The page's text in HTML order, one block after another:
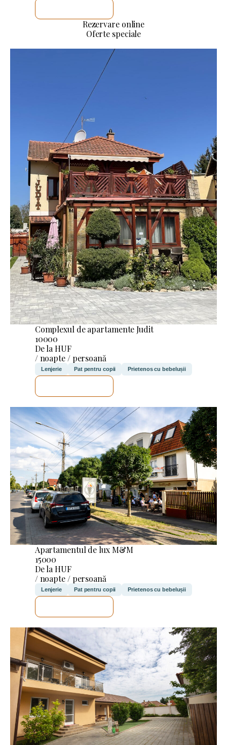
Rezervare online
Oferte speciale
Complexul de apartamente Judit
10000
De la HUF
/ noapte / persoană
Lenjerie Pat pentru copii Prietenos cu bebelușii
Apartamentul de lux M&M
15000
De la HUF
/ noapte / persoană
Lenjerie Pat pentru copii Prietenos cu bebelușii